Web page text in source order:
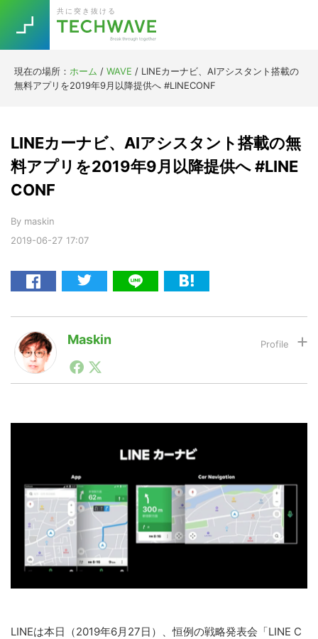
primary
navigation
main
content
primary
sidebar
footer
共に突き抜ける
現在の場所： ホーム / WAVE / LINEカーナビ、AIアシスタント搭載の
無料アプリを2019年9月以降提供へ #LINECONF
2019-06-27 17:07
LINEカーナビ、AIアシスタント搭載の無
料アプリを2019年9月以降提供へ #LINE
CONF
By maskin
Maskin
1990年代初頭から記者としてまた起業家としてITスタ
ートアップ業界のハードウェアからソフトウェアの事業
スクとして数億PV事業に。世界最大IT系メディア（ス
などを経て、現在、スタートアップ支援側の取り組みに
注力中。
LINEは本日（2019年6月27日）、恒例の戦略発表会「LINE C
TOPICS
RE:LIFE
Re:Work
AI
暗号資産
[Startup]
[Voice Edition]
[YouTube]
LINE
Block Data Bank
Trend 今話題の注目キーワード
5G Asana テレワーク
ニューノーマル
Daily Weekly